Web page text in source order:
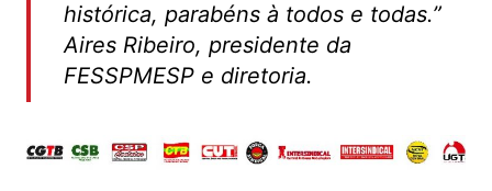
histórica, parabéns à todos e todas.”
Aires Ribeiro, presidente da
FESSPMESP e diretoria.